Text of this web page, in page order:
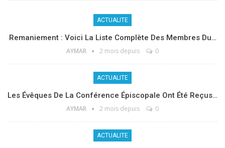
ACTUALITE
Remaniement : Voici La Liste Complète Des Membres Du…
AYMAR 2 mois depuis 0
ACTUALITE
Les Évêques De La Conférence Épiscopale Ont Été Reçus…
AYMAR 2 mois depuis 0
ACTUALITE